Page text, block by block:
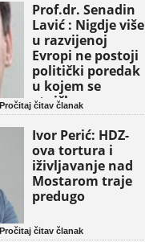
Prof.dr. Senadin
Lavić : Nigdje više
u razvijenoj
Evropi ne postoji
politički poredak
u kojem se
etničke grupe
pojavljuju kao
osnovne političke
jedinice
Pročitaj čitav članak
Ivor Perić: HDZ-
ova tortura i
iživljavanje nad
Mostarom traje
predugo
Pročitaj čitav članak